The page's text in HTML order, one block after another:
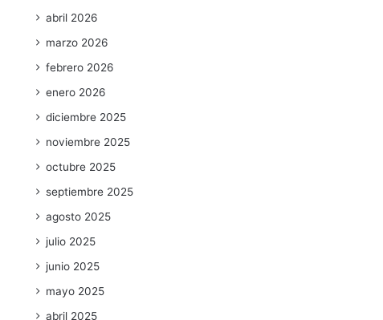
abril 2026
marzo 2026
febrero 2026
enero 2026
diciembre 2025
noviembre 2025
octubre 2025
septiembre 2025
agosto 2025
julio 2025
junio 2025
mayo 2025
abril 2025